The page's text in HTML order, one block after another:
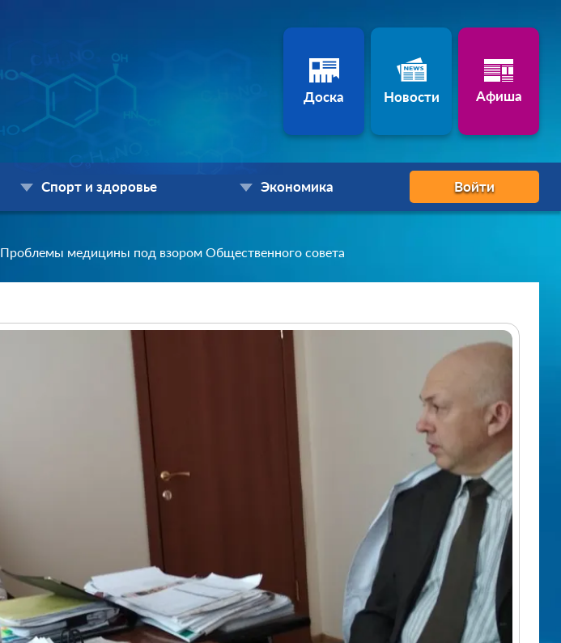
Доска Новости Афиша
Спорт и здоровье Экономика Войти
Проблемы медицины под взором Общественного совета